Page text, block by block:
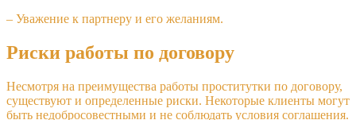
– Уважение к партнеру и его желаниям.
Риски работы по договору
Несмотря на преимущества работы проститутки по договору,
существуют и определенные риски. Некоторые клиенты могут
быть недобросовестными и не соблюдать условия соглашения.